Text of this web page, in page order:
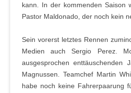
kann. In der kommenden Saison
Pastor Maldonado, der noch kein
Sein vorerst letztes Rennen
Medien auch Sergio Perez.
ausgesprochen
Magnussen. Teamchef Martin
habe noch keine Fahrerpaarung